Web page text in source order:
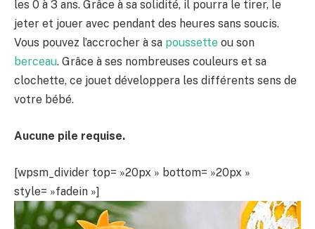
les 0 à 3 ans. Grâce à sa solidité, il pourra le tirer, le
jeter et jouer avec pendant des heures sans soucis.
Vous pouvez l’accrocher à sa poussette ou son
berceau. Grâce à ses nombreuses couleurs et sa
clochette, ce jouet développera les différents sens de
votre bébé.
Aucune pile requise.
[wpsm_divider top= »20px » bottom= »20px »
style= »fadein »]